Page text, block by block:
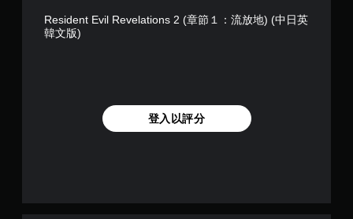
Resident Evil Revelations 2 (章節１：流放地) (中日英
韓文版)
登入以評分